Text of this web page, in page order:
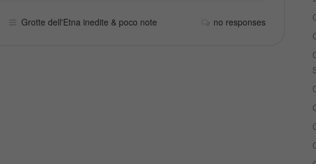
Grotte dell'Etna inedite & poco note no responses